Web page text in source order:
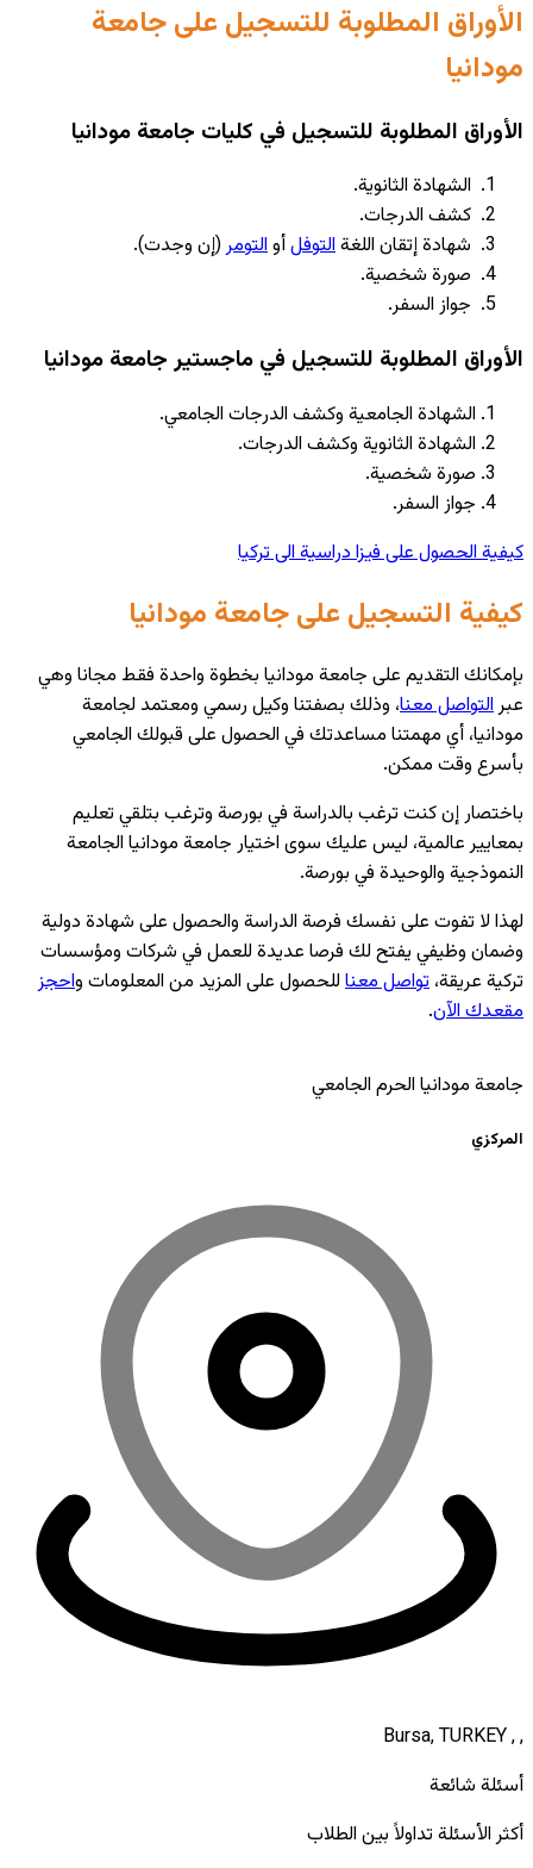
الأوراق المطلوبة للتسجيل على جامعة
مودانيا
الأوراق المطلوبة للتسجيل في كليات جامعة مودانيا
الشهادة الثانوية.
كشف الدرجات.
شهادة إتقان اللغةالتوفلأوالتومر(إن وجدت).
صورة شخصية.
جواز السفر.
الأوراق المطلوبة للتسجيل في ماجستير جامعة مودانيا
الشهادة الجامعية وكشف الدرجات الجامعي.
الشهادة الثانوية وكشف الدرجات.
صورة شخصية.
جواز السفر.
كيفية الحصول على فيزا دراسية الى تركيا
كيفية التسجيل على جامعة مودانيا
بإمكانك التقديم على جامعة مودانيا بخطوة واحدة فقط مجانا وهي
عبرالتواصل معنا، وذلك بصفتنا وكيل رسمي ومعتمد لجامعة
مودانيا، أي مهمتنا مساعدتك في الحصول على قبولك الجامعي
بأسرع وقت ممكن.
باختصار إن كنت ترغب بالدراسة في بورصة وترغب بتلقي تعليم
بمعايير عالمية، ليس عليك سوى اختيار جامعة مودانيا الجامعة
النموذجية والوحيدة في بورصة.
لهذا لا تفوت على نفسك فرصة الدراسة والحصول على شهادة دولية
وضمان وظيفي يفتح لك فرصا عديدة للعمل في شركات ومؤسسات
تركية عريقة، تواصل معنا للحصول على المزيد من المعلومات واحجز
مقعدك الآن.
جامعة مودانيا الحرم الجامعي
المركزي
, , Bursa, TURKEY
أسئلة شائعة
أكثر الأسئلة تداولاً بين الطلاب